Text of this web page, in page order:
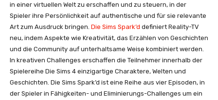
in einer virtuellen Welt zu erschaffen und zu steuern, in der
Spieler ihre Persönlichkeit auf authentische und für sie relevante
Art zum Ausdruck bringen. Die Sims Spark’d definiert Reality-TV
neu, indem Aspekte wie Kreativität, das Erzählen von Geschichten
und die Community auf unterhaltsame Weise kombiniert werden.
In kreativen Challenges erschaffen die Teilnehmer innerhalb der
Spielereihe Die Sims 4 einzigartige Charaktere, Welten und
Geschichten. Die Sims Spark’d ist eine Reihe aus vier Episoden, in
der Spieler in Fähigkeiten- und Eliminierungs-Challenges um ein